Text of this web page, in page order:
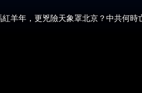
羊年，更兇險天象罩北京？中共何